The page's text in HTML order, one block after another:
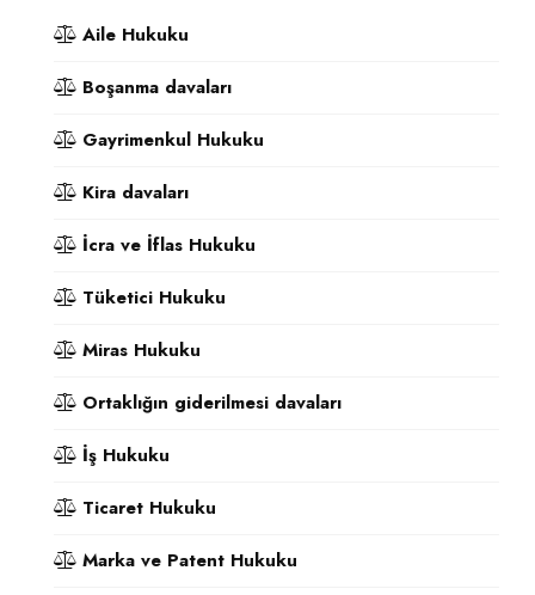
Aile Hukuku
Boşanma davaları
Gayrimenkul Hukuku
Kira davaları
İcra ve İflas Hukuku
Tüketici Hukuku
Miras Hukuku
Ortaklığın giderilmesi davaları
İş Hukuku
Ticaret Hukuku
Marka ve Patent Hukuku